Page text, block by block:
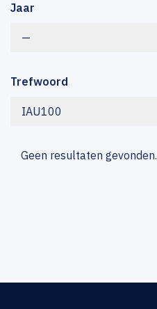
Jaar
—
Trefwoord
IAU100
Geen resultaten gevonden.